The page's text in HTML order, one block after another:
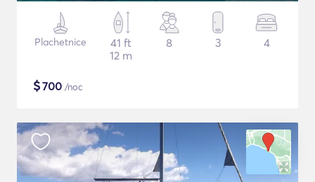
Plachetnice
41 ft
12 m
8 3 4
$700 /noc